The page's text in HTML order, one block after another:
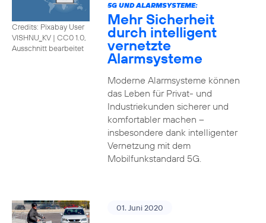
Credits: Pixabay User
VISHNU_KV | CC0 1.0,
Ausschnitt bearbeitet
5G UND ALARMSYSTEME:
Mehr Sicherheit
durch intelligent
vernetzte
Alarmsysteme
Moderne Alarmsysteme können
das Leben für Privat- und
Industriekunden sicherer und
komfortabler machen –
insbesondere dank intelligenter
Vernetzung mit dem
Mobilfunkstandard 5G.
01. Juni 2020